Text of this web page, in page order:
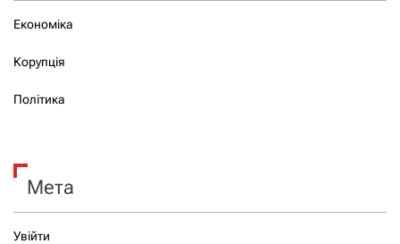
Економіка
Корупція
Політика
Мета
Увійти